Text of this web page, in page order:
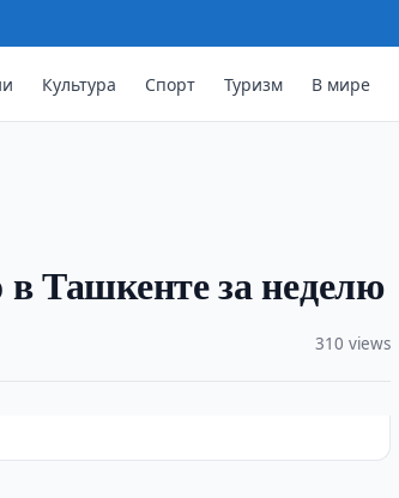
Культура Спорт Туризм В мире
Ташкенте за неделю
310 views